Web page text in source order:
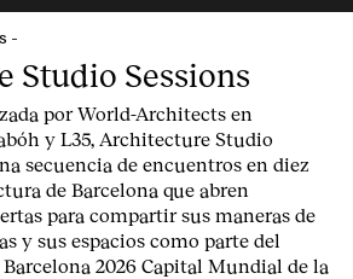
-
Studio Sessions
por World-Architects en
y L35, Architecture Studio
secuencia de encuentros en diez
de Barcelona que abren
para compartir sus maneras de
y sus espacios como parte del
2026 Capital Mundial de la